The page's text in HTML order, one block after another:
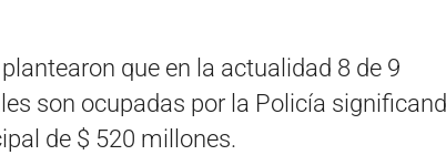
que en la actualidad 8 de 9
son ocupadas por la Policía
de $ 520 millones.